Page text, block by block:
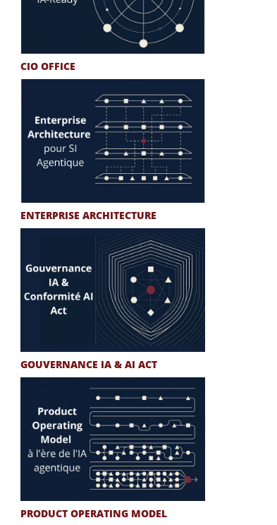
CIO OFFICE
ENTERPRISE ARCHITECTURE
GOUVERNANCE IA & AI ACT
PRODUCT OPERATING MODEL